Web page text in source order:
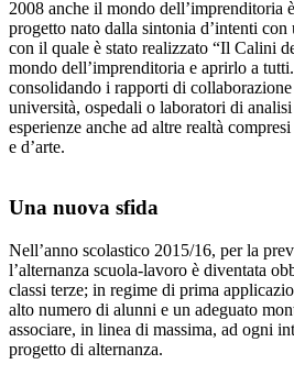
2008 anche il mondo dell’imprenditoria
progetto nato dalla sintonia d’intenti
con il quale è stato realizzato “Il Calini
mondo dell’imprenditoria e aprirlo a
consolidando i rapporti di
università, ospedali o laboratori di
esperienze anche ad altre realtà
e d’arte.
Una nuova sfida
Nell’anno scolastico 2015/16, per la
l’alternanza scuola-lavoro è diventata
classi terze; in regime di prima
alto numero di alunni e un adeguato
associare, in linea di massima, ad ogni
progetto di alternanza.